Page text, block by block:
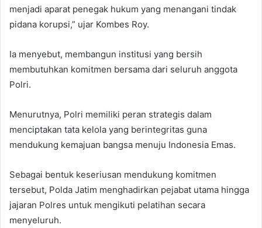
menjadi aparat penegak hukum yang menangani tindak
pidana korupsi,” ujar Kombes Roy.
Ia menyebut, membangun institusi yang bersih
membutuhkan komitmen bersama dari seluruh anggota
Polri.
Menurutnya, Polri memiliki peran strategis dalam
menciptakan tata kelola yang berintegritas guna
mendukung kemajuan bangsa menuju Indonesia Emas.
Sebagai bentuk keseriusan mendukung komitmen
tersebut, Polda Jatim menghadirkan pejabat utama hingga
jajaran Polres untuk mengikuti pelatihan secara
menyeluruh.